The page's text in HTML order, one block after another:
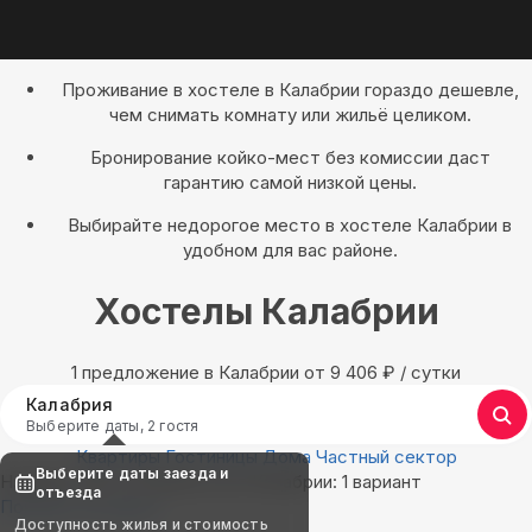
Проживание в хостеле в Калабрии гораздо дешевле,
чем снимать комнату или жильё целиком.
Бронирование койко-мест без комиссии даст
гарантию самой низкой цены.
Выбирайте недорогое место в хостеле Калабрии в
удобном для вас районе.
Хостелы Калабрии
1 предложение в Калабрии oт 9 406 ₽ / сутки
Калабрия
Выберите даты, 2 гостя
Квартиры Гостиницы Дома Частный сектор
Найдём, где остановиться в Калабрии: 1 вариант
Показать на карте
Выберите даты заезда и
отъезда
Доступность жилья и стоимость